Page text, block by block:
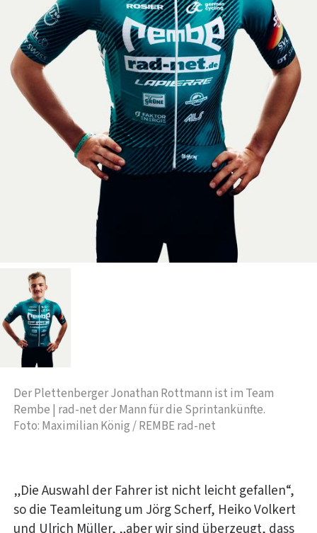
Der Plettenberger Jonathan Rottmann ist im Team
Rembe | rad-net der Mann für die Sprintankünfte.
Foto: Maximilian König / REMBE rad-net
„Die Auswahl der Fahrer ist nicht leicht gefallen“,
so die Teamleitung um Jörg Scherf, Heiko Volkert
und Ulrich Müller, „aber wir sind überzeugt, dass